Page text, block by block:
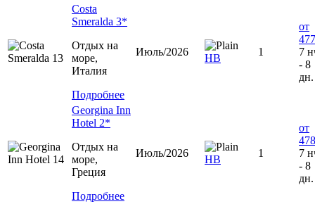
Costa
Smeralda 3*
Отдых на
море,
Италия
Подробнее
Июль/2026
HB
1
от
7
- 8
дн.
Georgina Inn
Hotel 2*
Отдых на
море,
Греция
Подробнее
Июль/2026
HB
1
от
7
- 8
дн.